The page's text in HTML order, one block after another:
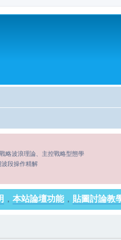
略波浪理論、主控戰略型態學
段操作精解
， 本站論壇功能， 貼圖討論教